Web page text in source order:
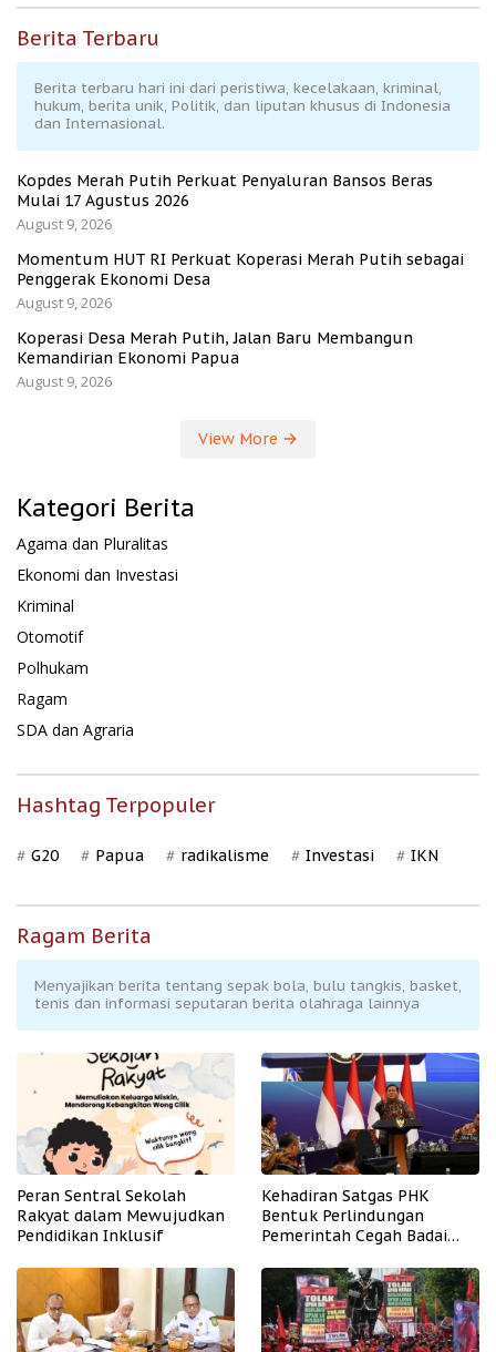
Berita Terbaru
Berita terbaru hari ini dari peristiwa, kecelakaan, kriminal,
hukum, berita unik, Politik, dan liputan khusus di Indonesia
dan Internasional.
Kopdes Merah Putih Perkuat Penyaluran Bansos Beras
Mulai 17 Agustus 2026
August 9, 2026
Momentum HUT RI Perkuat Koperasi Merah Putih sebagai
Penggerak Ekonomi Desa
August 9, 2026
Koperasi Desa Merah Putih, Jalan Baru Membangun
Kemandirian Ekonomi Papua
August 9, 2026
View More
Kategori Berita
Agama dan Pluralitas
Ekonomi dan Investasi
Kriminal
Otomotif
Polhukam
Ragam
SDA dan Agraria
Hashtag Terpopuler
G20 Papua radikalisme Investasi IKN
Ragam Berita
Menyajikan berita tentang sepak bola, bulu tangkis, basket,
tenis dan informasi seputaran berita olahraga lainnya
Peran Sentral Sekolah
Rakyat dalam Mewujudkan
Pendidikan Inklusif
Kehadiran Satgas PHK
Bentuk Perlindungan
Pemerintah Cegah Badai